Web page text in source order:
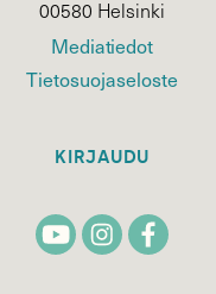
00580 Helsinki
Mediatiedot
Tietosuojaseloste
KIRJAUDU